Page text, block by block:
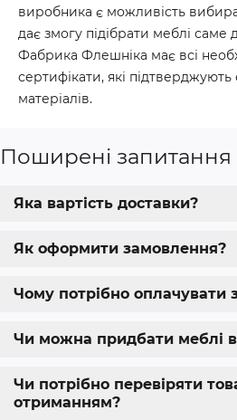
виробника є можливість
дає змогу підібрати меблі саме
Фабрика Флешніка має всі
сертифікати, які підтверджують
матеріалів.
Поширені запитання
Яка вартість доставки?
Як оформити замовлення?
Чому потрібно оплачувати
Чи можна придбати меблі
Чи потрібно перевіряти
отриманням?